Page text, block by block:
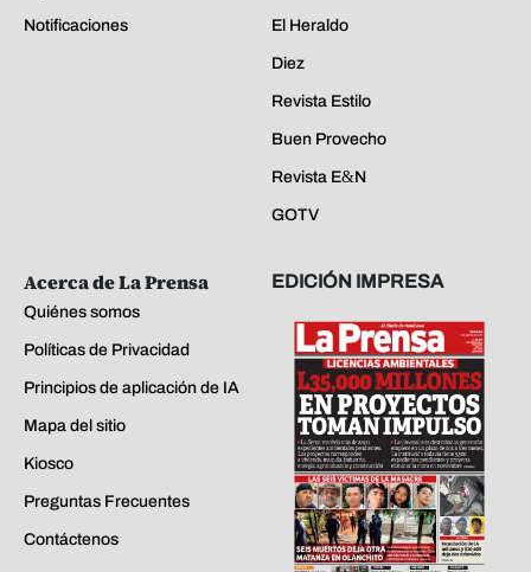
Notificaciones El Heraldo
Diez
Revista Estilo
Buen Provecho
Revista E&N
GOTV
Acerca de La Prensa
Quiénes somos
Políticas de Privacidad
Principios de aplicación de IA
Mapa del sitio
Kiosco
Preguntas Frecuentes
Contáctenos
EDICIÓN IMPRESA